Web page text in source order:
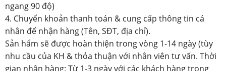
ngang 90 độ)
4. Chuyển khoản thanh toán & cung cấp thông tin cá
nhân để nhận hàng (Tên, SĐT, địa chỉ).
Sản hẩm sẽ được hoàn thiện trong vòng 1-14 ngày (tùy
nhu cầu của KH & thỏa thuận với nhân viên tư vấn. Thời
gian nhận hàng: Từ 1-3 ngày với các khách hàng trong